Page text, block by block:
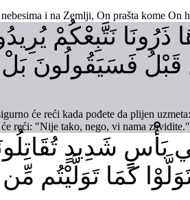
i na Zemlji, On prašta kome On
ذَرُونَا نَتَّبِعْكُمْ
قَبْلُ فَسَيَقُولُونَ بَلْ
će reći kada pođete da plijen
reći: "Nije tako, nego, vi nama
شَدِيدٍ
كَمَا تَوَلَّيْتُم